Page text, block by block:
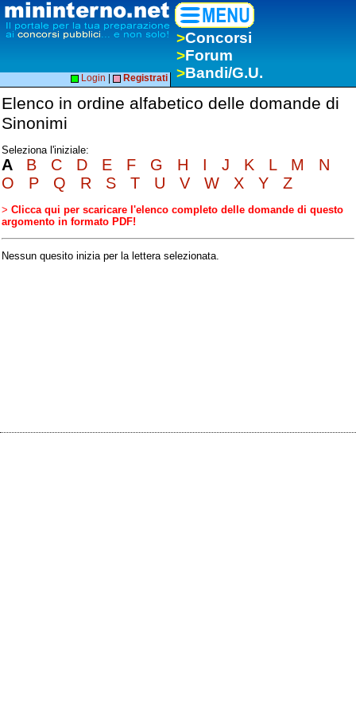
>Concorsi
>Forum
>Bandi/G.U.
Login Registrati
Elenco in ordine alfabetico delle domande di
Sinonimi
Seleziona l'iniziale:
A B C D E F G H I J K L M
N
O
P Q R S T U V W X Y Z
> Clicca qui per scaricare l'elenco completo delle domande di questo
argomento in formato PDF!
Nessun quesito inizia per la lettera selezionata.